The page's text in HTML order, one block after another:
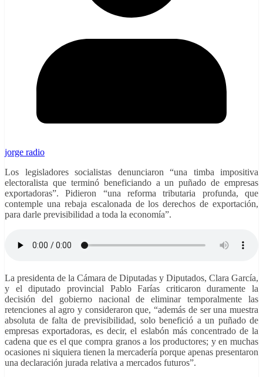
jorge radio
Los legisladores socialistas denunciaron “una timba impositiva
electoralista que terminó beneficiando a un puñado de empresas
exportadoras”. Pidieron “una reforma tributaria profunda, que
contemple una rebaja escalonada de los derechos de exportación,
para darle previsibilidad a toda la economía”.
La presidenta de la Cámara de Diputadas y Diputados, Clara García,
y el diputado provincial Pablo Farías criticaron duramente la
decisión del gobierno nacional de eliminar temporalmente las
retenciones al agro y consideraron que, “además de ser una muestra
absoluta de falta de previsibilidad, solo benefició a un puñado de
empresas exportadoras, es decir, el eslabón más concentrado de la
cadena que es el que compra granos a los productores; y en muchas
ocasiones ni siquiera tienen la mercadería porque apenas presentaron
una declaración jurada relativa a mercados futuros”.